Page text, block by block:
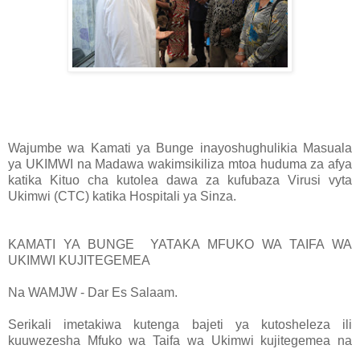
Wajumbe wa Kamati ya Bunge inayoshughulikia Masuala
ya UKIMWI na Madawa wakimsikiliza mtoa huduma za afya
katika Kituo cha kutolea dawa za kufubaza Virusi vyta
Ukimwi (CTC) katika Hospitali ya Sinza.
KAMATI YA BUNGE YATAKA MFUKO WA TAIFA WA
UKIMWI KUJITEGEMEA
Na WAMJW - Dar Es Salaam.
Serikali imetakiwa kutenga bajeti ya kutosheleza ili
kuuwezesha Mfuko wa Taifa wa Ukimwi kujitegemea na